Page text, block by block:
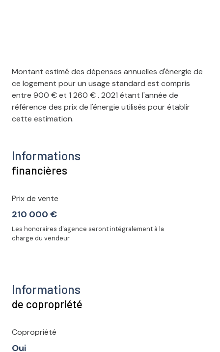
Montant estimé des dépenses annuelles d'énergie de
ce logement pour un usage standard est compris
entre 900 € et 1 260 € . 2021 étant l'année de
référence des prix de l'énergie utilisés pour établir
cette estimation.
Informations
financières
Prix de vente
210 000 €
Les honoraires d'agence seront intégralement à la
charge du vendeur
Informations
de copropriété
Copropriété
Oui